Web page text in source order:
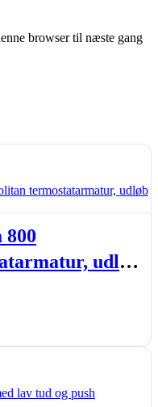
browser til næste gang
udløb